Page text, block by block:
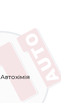
Автохімія